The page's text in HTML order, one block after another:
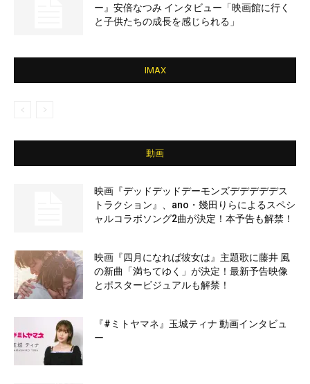
ー』安倍なつみ インタビュー「映画館に行く
と子供たちの成長を感じられる」
IMAX
動画
映画『デッドデッドデーモンズデデデデデス
トラクション』、ano・幾田りらによるスペシ
ャルコラボソング2曲が決定！本予告も解禁！
映画『四月になれば彼女は』主題歌に藤井 風
の新曲「満ちてゆく」が決定！最新予告映像
とポスタービジュアルも解禁！
『#ミトヤマネ』玉城ティナ 動画インタビュ
ー